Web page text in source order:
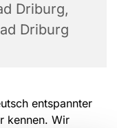
Driburg,
Driburg
entspannter
kennen. Wir